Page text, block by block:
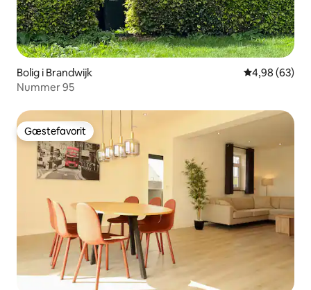
Bolig i Brandwijk 4,98 ud af 5 i
4,98 (63)
Nummer 95
Gæstefavorit
Gæstefavorit